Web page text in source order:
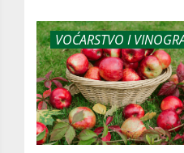
VOĆARSTVO I